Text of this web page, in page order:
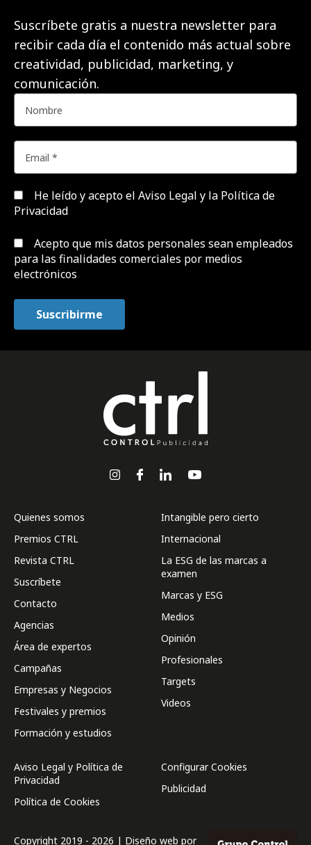
Suscríbete gratis a nuestra newsletter para
recibir cada día el contenido más actual sobre
creatividad, publicidad, marketing, y
comunicación.
He leído y acepto el Aviso Legal y la Política de
Privacidad
Acepto que mis datos personales sean empleados
para las finalidades comerciales por medios
electrónicos
Quienes somos
Premios CTRL
Revista CTRL
Suscríbete
Contacto
Agencias
Área de expertos
Campañas
Empresas y Negocios
Festivales y premios
Formación y estudios
Intangible pero cierto
Internacional
La ESG de las marcas a
examen
Marcas y ESG
Medios
Opinión
Profesionales
Targets
Videos
Aviso Legal y Política de
Privacidad
Política de Cookies
Configurar Cookies
Publicidad
Copyright 2019 - 2026 | Diseño web por